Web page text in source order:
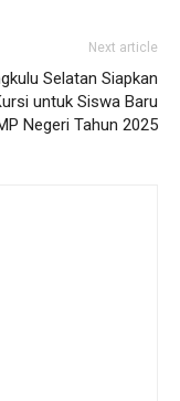
Next article
Selatan Siapkan
untuk Siswa Baru
Negeri Tahun 2025